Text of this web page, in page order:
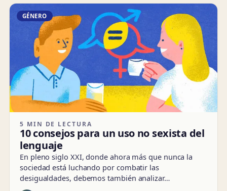
GÉNERO
5 MIN DE LECTURA
10 consejos para un uso no sexista del
lenguaje
En pleno siglo XXI, donde ahora más que nunca la
sociedad está luchando por combatir las
desigualdades, debemos también analizar…